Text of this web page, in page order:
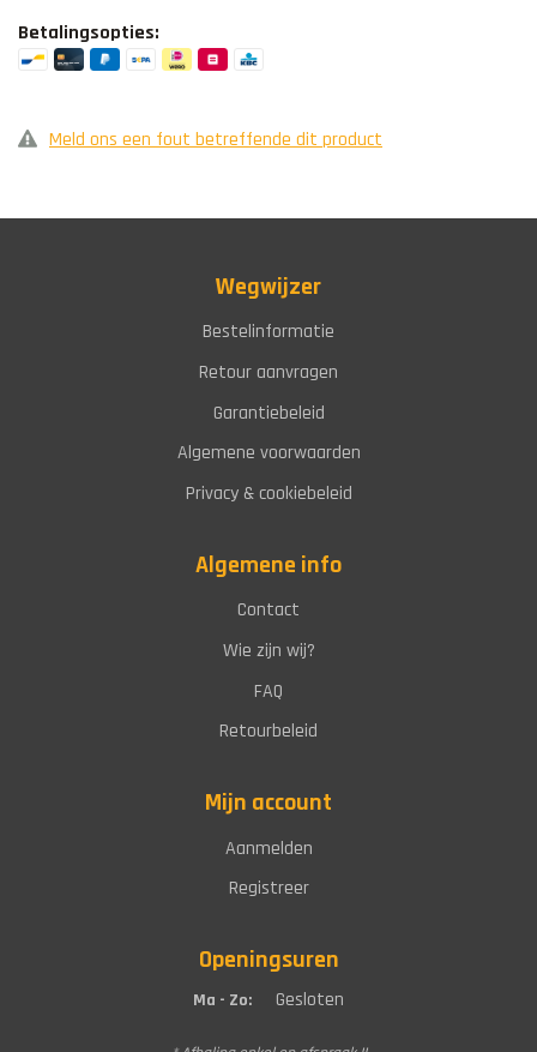
Betalingsopties:
Meld ons een fout betreffende dit product
Wegwijzer
Bestelinformatie
Retour aanvragen
Garantiebeleid
Algemene voorwaarden
Privacy & cookiebeleid
Algemene info
Contact
Wie zijn wij?
FAQ
Retourbeleid
Mijn account
Aanmelden
Registreer
Openingsuren
Ma - Zo: Gesloten